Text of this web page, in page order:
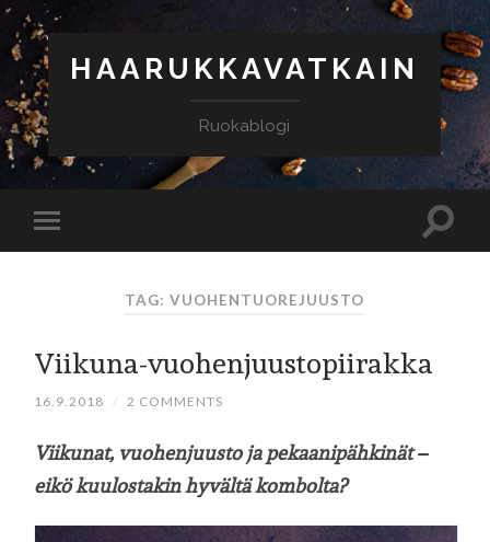
HAARUKKAVATKAIN
Ruokablogi
TAG: VUOHENTUOREJUUSTO
Viikuna-vuohenjuustopiirakka
16.9.2018 / 2 COMMENTS
Viikunat, vuohenjuusto ja pekaanipähkinät –
eikö kuulostakin hyvältä kombolta?